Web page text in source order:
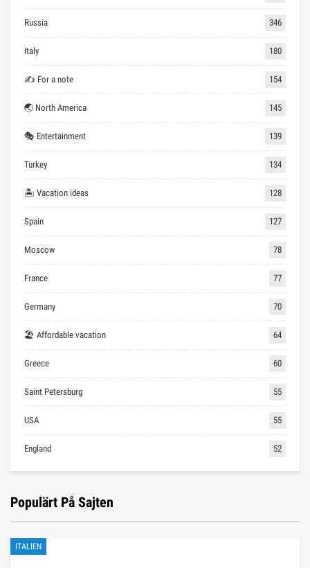
Russia 346
Italy 180
✍ For a note 154
🌏 North America 145
🎭 Entertainment 139
Turkey 134
🏝 Vacation ideas 128
Spain 127
Moscow 78
France 77
Germany 70
🏖 Affordable vacation 64
Greece 60
Saint Petersburg 55
USA 55
England 52
Populärt På Sajten
ITALIEN